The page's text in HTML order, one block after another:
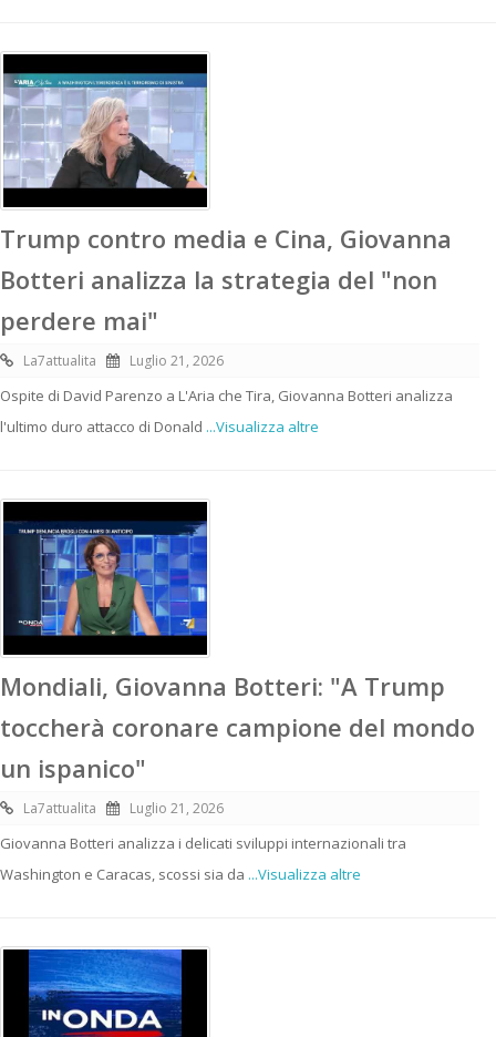
Trump contro media e Cina, Giovanna
Botteri analizza la strategia del "non
perdere mai"
La7attualita Luglio 21, 2026
Ospite di David Parenzo a L'Aria che Tira, Giovanna Botteri analizza
l'ultimo duro attacco di Donald ...Visualizza altre
Mondiali, Giovanna Botteri: "A Trump
toccherà coronare campione del mondo
un ispanico"
La7attualita Luglio 21, 2026
Giovanna Botteri analizza i delicati sviluppi internazionali tra
Washington e Caracas, scossi sia da ...Visualizza altre